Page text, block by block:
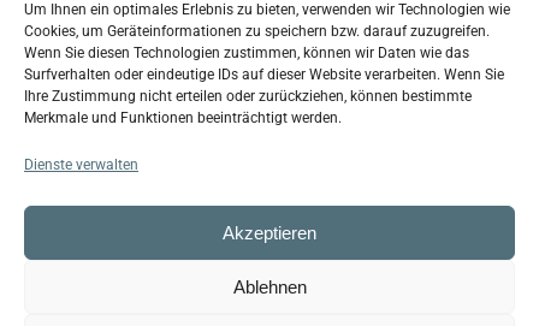
Um Ihnen ein optimales Erlebnis zu bieten, verwenden wir Technologien wie
Cookies, um Geräteinformationen zu speichern bzw. darauf zuzugreifen.
Wenn Sie diesen Technologien zustimmen, können wir Daten wie das
Surfverhalten oder eindeutige IDs auf dieser Website verarbeiten. Wenn Sie
Ihre Zustimmung nicht erteilen oder zurückziehen, können bestimmte
Merkmale und Funktionen beeinträchtigt werden.
Dienste verwalten
Akzeptieren
Ablehnen
Klicken Sie auf „Ich stimme zu“, um Google maps
zu aktivieren
Cookie-Richtlinie